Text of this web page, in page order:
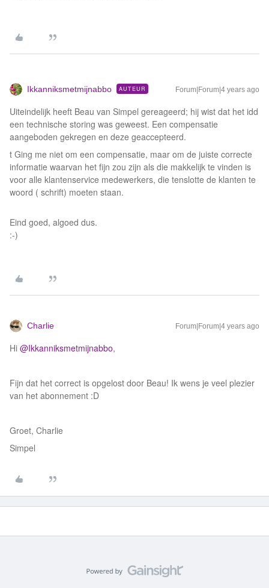
Ikkanniksmetmijnabbo AUTEUR Forum|Forum|4 years ago
Uiteindelijk heeft Beau van Simpel gereageerd; hij wist dat het idd
een technische storing was geweest. Een compensatie
aangeboden gekregen en deze geaccepteerd.
t Ging me niet om een compensatie, maar om de juiste correcte
informatie waarvan het fijn zou zijn als die makkelijk te vinden is
voor alle klantenservice medewerkers, die tenslotte de klanten te
woord ( schrift) moeten staan.
Eind goed, algoed dus.
:-)
Charlie Forum|Forum|4 years ago
Hi @Ikkanniksmetmijnabbo,
Fijn dat het correct is opgelost door Beau! Ik wens je veel plezier
van het abonnement :D
Groet, Charlie
Simpel